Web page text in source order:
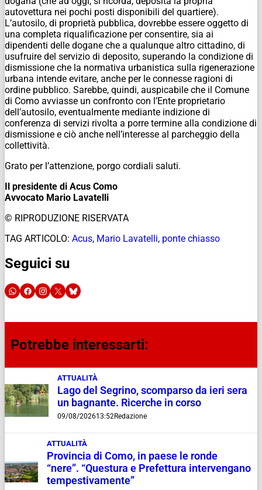
autovettura nei pochi posti disponibili del quartiere).
L’autosilo, di proprietà pubblica, dovrebbe essere oggetto di
una completa riqualificazione per consentire, sia ai
dipendenti delle dogane che a qualunque altro cittadino, di
usufruire del servizio di deposito, superando la condizione di
dismissione che la normativa urbanistica sulla rigenerazione
urbana intende evitare, anche per le connesse ragioni di
ordine pubblico. Sarebbe, quindi, auspicabile che il Comune
di Como avviasse un confronto con l’Ente proprietario
dell’autosilo, eventualmente mediante indizione di
conferenza di servizi rivolta a porre termine alla condizione di
dismissione e ciò anche nell’interesse al parcheggio della
collettività.
Grato per l’attenzione, porgo cordiali saluti.
Il presidente di Acus Como
Avvocato Mario Lavatelli
© RIPRODUZIONE RISERVATA
TAG ARTICOLO: Acus, Mario Lavatelli, ponte chiasso
Seguici su
Potrebbe interessarti:
ATTUALITÀ
Lago del Segrino, scomparso da ieri sera
un bagnante. Ricerche in corso
09/08/202613:52Redazione
ATTUALITÀ
Provincia di Como, in paese le ronde
“nere”. “Questura e Prefettura intervengano
tempestivamente”